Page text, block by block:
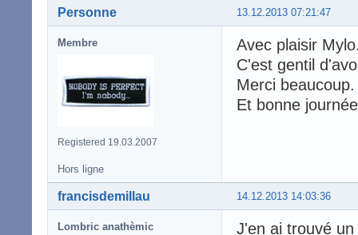
13.12.2013 07:21:47
Personne
Membre
Registered 19.03.2007
Avec plaisir
C'est gentil
Merci
Et bonne
Hors ligne
14.12.2013 14:03:36
francisdemillau
Lombric anathèmic
J'en ai trouvé